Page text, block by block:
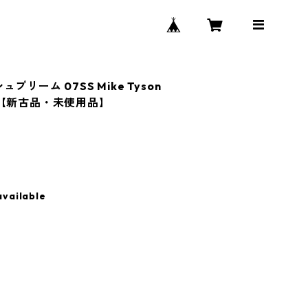
ュプリーム 07SS Mike Tyson
古品・未使用品】